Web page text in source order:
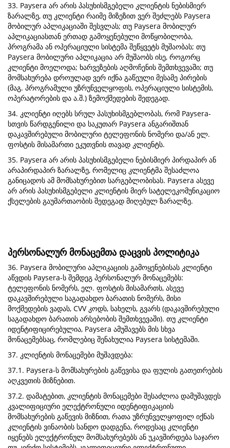
33. Paysera არ არის პასუხისმგებელი კლიენტის ნებისმიერ
ზარალზე, თუ კლიენტი რაიმე მიზეზით ვერ შეძლებს Paysera
მობილურ აპლიკაციაში შესვლას; თუ Paysera მობილურ
აპლიკაციასთან ერთად გამოყენებული მოწყობილობა,
პროგრამა ან ოპერაციული სისტემა შეწყვეტს მუშაობას; თუ
Paysera მობილური აპლიკაცია არ მუშაობს ისე, როგორც
კლიენტი მოელოდა; ხარვეზების აღმოჩენის შემთხვევაში; თუ
მომსახურება დროულად ვერ იქნა გაწეული მესამე პირების
(მაგ. პროგრამული უზრუნველყოფის, ოპერაციული სისტემის,
ოპერატორების და ა.შ.) ზემოქმედების შედეგად.
34. კლიენტი იღებს სრულ პასუხისმგებლობას, რომ Paysera-
სთვის წარდგენილი და საკუთარ Paysera ანგარიშთან
დაკავშირებული მობილური ტელეფონის ნომერი და/ან ელ.
ფოსტის მისამართი ეკუთვნის თავად კლიენტს.
35. Paysera არ არის პასუხისმგებელი ნებისმიერ პირდაპირ ან
არაპირდაპირ ზარალზე, რომელიც კლიენტმა შესაძლოა
განიცადოს ამ მომსახურებით სარგებლობისას. Paysera ასევე
არ არის პასუხისმგებელი კლიენტის მიერ სატელეკომუნიკაციო
ქსელების გაუმართაობის შედეგად მიღებულ ზარალზე.
პერსონალურ მონაცემთა დაცვის პოლიტიკა
36. Paysera მობილური აპლიკაციის გამოყენებისას კლიენტი
აწვდის Paysera-ს შემდეგ პერსონალურ მონაცემებს:
ტელეფონის ნომერს, ელ. ფოსტის მისამართს, ასევე
დაკავშირებული საგადახდო ბარათის ნომერს, მისი
მოქმედების ვადას, CVV კოდს, სახელს, გვარს (დაკავშირებული
საგადახდო ბარათის არსებობის შემთხვევაში). თუ კლიენტი
იდენტიფიცირებულია, Paysera ამუშავებს მის სხვა
მონაცემებსაც, რომლებიც შენახულია Paysera სისტემაში.
37. კლიენტის მონაცემები მუშავდება:
37.1. Paysera-ს მომსახურების გაწევისა და ფულის გათეთრების
აღკვეთის მიზნებით.
37.2. დამატებით, კლიენტის მონაცემები შესაძლოა დამუშავდეს
კვალიფიციური ელექტრონული იდენტიფიკაციის
მომსახურების გაწევის მიზნით, რათა უზრუნველყოფილ იქნას
კლიენტის ვინაობის სანდო დადგენა, როდესაც კლიენტი
იყენებს ელექტრონულ მომსახურებებს ან უკავშირდება საჯარო